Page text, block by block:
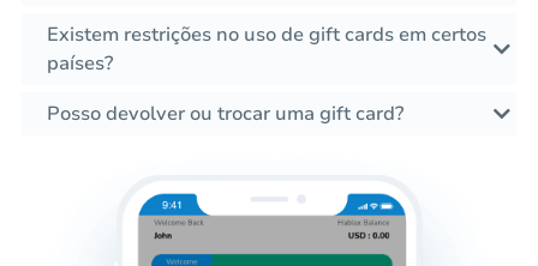
Existem restrições no uso de gift cards em certos
países?
Posso devolver ou trocar uma gift card?